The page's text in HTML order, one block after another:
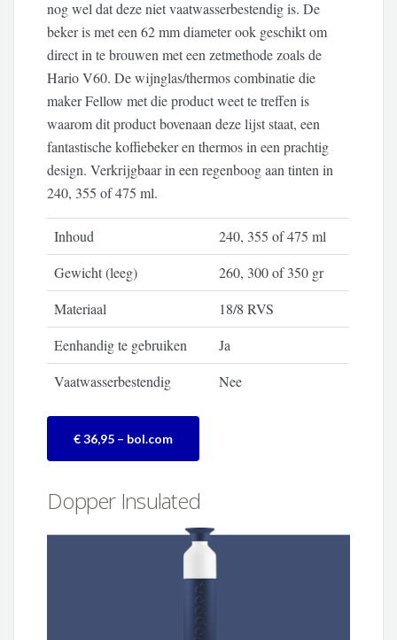
nog wel dat deze niet vaatwasserbestendig is. De
beker is met een 62 mm diameter ook geschikt om
direct in te brouwen met een zetmethode zoals de
Hario V60. De wijnglas/thermos combinatie die
maker Fellow met die product weet te treffen is
waarom dit product bovenaan deze lijst staat, een
fantastische koffiebeker en thermos in een prachtig
design. Verkrijgbaar in een regenboog aan tinten in
240, 355 of 475 ml.
Inhoud
240, 355 of 475 ml
Gewicht (leeg)
260, 300 of 350 gr
Materiaal
18/8 RVS
Eenhandig te gebruiken
Ja
Vaatwasserbestendig
Nee
€ 36,95 – bol.com
Dopper Insulated